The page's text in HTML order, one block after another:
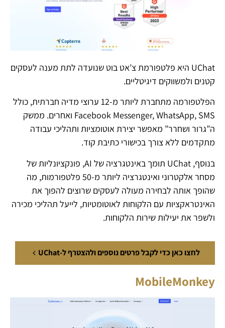
UChat היא פלטפורמת צ’אט בוט שנועדה לתת מענה לעסקים
קטנים ולמשווקים דיגיטליים.
הפלטפורמה מתחברת ליותר מ-12 ערוצי מדיה חברתית, כולל
Facebook Messenger, WhatsApp, SMS ואחרים. ממשק
ה”גרור ושחרר” מאפשר יצירת אוטומציות ותהליכי עבודה
מתקדמים ללא צורך בכישורי כתיבת קוד.
בנוסף, UChat תומך באינטגרציה של AI, פונקציונליות של
מסחר אלקטרוני ואינטגרציה ליותר מ-50 פלטפורמות, מה
שהופך אותה לבחירה מעולה לעסקים שרוצים להפוך את
האינטראקציות עם הלקוחות לאוטומטיות, לייעל תהליכי מכירה
ולשפר את יעילות שירות הלקוחות.
לחצו כאן כדי לקבל פרטים נוספים ולהצטרף ל-UChat
MobileMonkey